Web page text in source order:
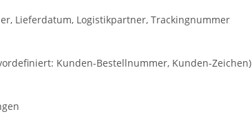
Lieferdatum, Logistikpartner, Trackingnummer
Kunden-Bestellnummer, Kunden-Zeichen)